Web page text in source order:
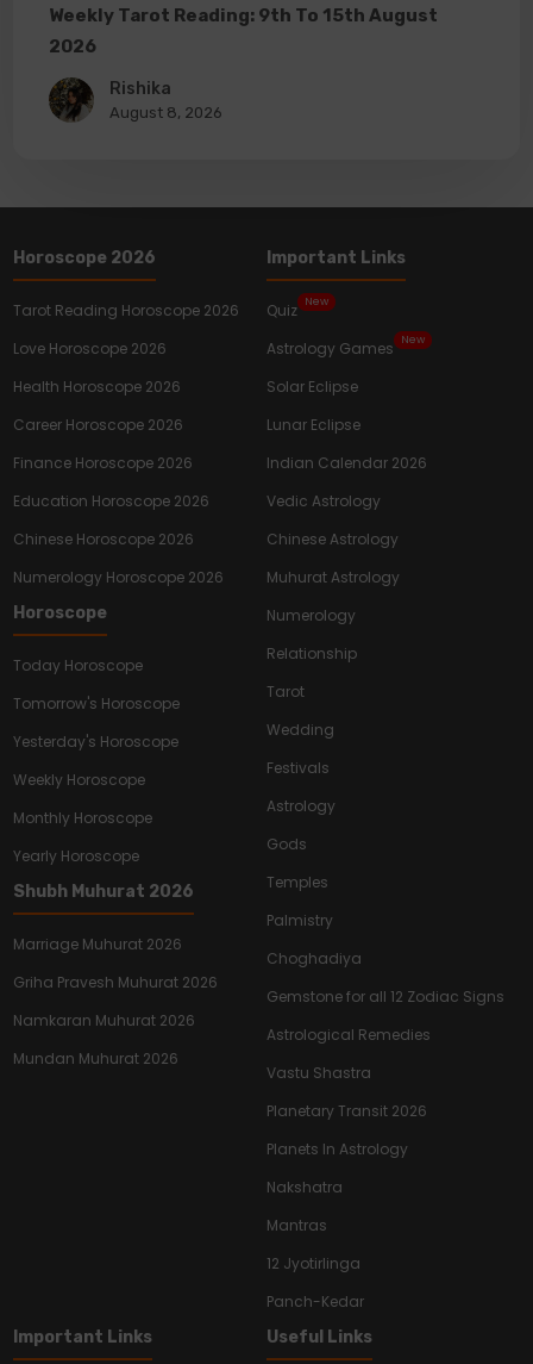
Weekly Tarot Reading: 9th To 15th August
2026
Rishika
August 8, 2026
Horoscope 2026
Tarot Reading Horoscope 2026
Love Horoscope 2026
Health Horoscope 2026
Career Horoscope 2026
Finance Horoscope 2026
Education Horoscope 2026
Chinese Horoscope 2026
Numerology Horoscope 2026
Horoscope
Today Horoscope
Tomorrow's Horoscope
Yesterday's Horoscope
Weekly Horoscope
Monthly Horoscope
Yearly Horoscope
Shubh Muhurat 2026
Marriage Muhurat 2026
Griha Pravesh Muhurat 2026
Namkaran Muhurat 2026
Mundan Muhurat 2026
Important Links
Quiz New
Astrology Games New
Solar Eclipse
Lunar Eclipse
Indian Calendar 2026
Vedic Astrology
Chinese Astrology
Muhurat Astrology
Numerology
Relationship
Tarot
Wedding
Festivals
Astrology
Gods
Temples
Palmistry
Choghadiya
Gemstone for all 12 Zodiac Signs
Astrological Remedies
Vastu Shastra
Planetary Transit 2026
Planets In Astrology
Nakshatra
Mantras
12 Jyotirlinga
Panch-Kedar
Important Links
Useful Links